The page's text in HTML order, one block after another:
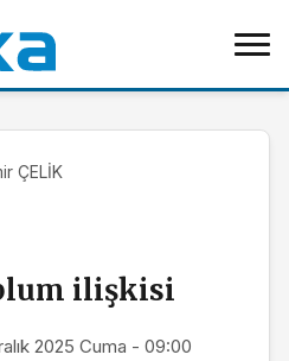
ÇELİK
ilişkisi
2025 Cuma - 09:00